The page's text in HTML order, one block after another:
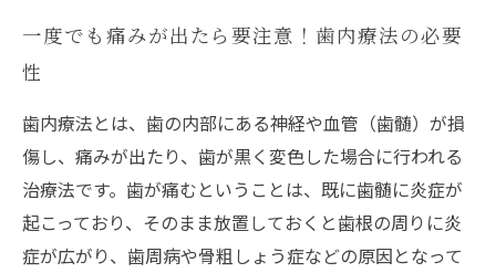
一度でも痛みが出たら要注意！歯内療法の必要
性
歯内療法とは、歯の内部にある神経や血管（歯髄）が損
傷し、痛みが出たり、歯が黒く変色した場合に行われる
治療法です。歯が痛むということは、既に歯髄に炎症が
起こっており、そのまま放置しておくと歯根の周りに炎
症が広がり、歯周病や骨粗しょう症などの原因となって